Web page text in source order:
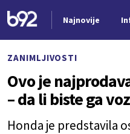
Najnovije
ZANIMLJIVOSTI
Ovo je
– da li biste ga
Honda je predstavila